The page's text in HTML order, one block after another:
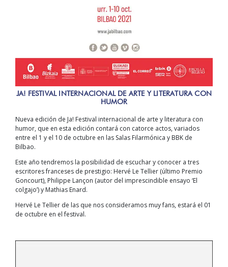
JA! FESTIVAL INTERNACIONAL DE ARTE Y LITERATURA CON
HUMOR
Nueva edición de Ja! Festival internacional de arte y literatura con
humor, que en esta edición contará con catorce actos, variados
entre el 1 y el 10 de octubre en las Salas Filarmónica y BBK de
Bilbao.
Este año tendremos la posibilidad de escuchar y conocer a tres
escritores franceses de prestigio: Hervé Le Tellier (último Premio
Goncourt), Philippe Lançon (autor del imprescindible ensayo ‘El
colgajo’) y Mathias Enard.
Hervé Le Tellier de las que nos consideramos muy fans, estará el 01
de octubre en el festival.